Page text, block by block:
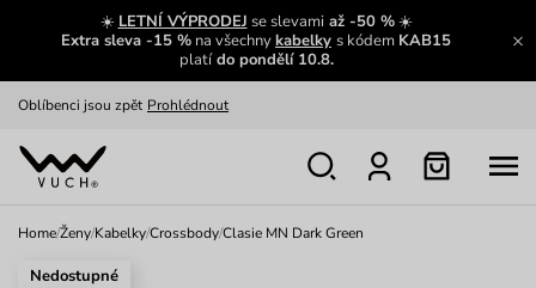
☀️ LETNÍ VÝPRODEJ se slevamiaž -50 %☀️
Extra sleva -15 % na všechnykabelky s kódem KAB15
platído pondělí 10.8.
Zajímavosti ze světa Vuch:
Zobrazit
Oblíbenci jsou zpět Prohlédnout
Nech se inspirovat
Home/Ženy/Kabelky/Crossbody/Clasie MN Dark Green
Nedostupné